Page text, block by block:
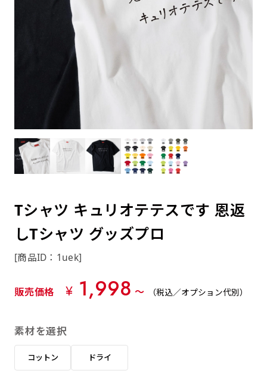
Tシャツ キュリオテテスです 恩返
しTシャツ グッズプロ
[商品ID：1uek]
販売価格 ¥ 1,998 〜 （税込／オプション代別）
素材を選択
コットン ドライ
当社の既製デザインを利用してのぼり旗を
製作したい場合
のぼり旗の改造プランとなりますので改造の
程度によってデザイン加工費用が発生いたし
詳細はお問い合わせください。
リピート
つくった、◯◯のぼり」の様に曖昧でも構い
ません。
リピート（要画像確認）［ +298円 ］
弊社よりJPG画像をお送りします。ご確認のお
入稿（AI／PSD）
購入時の案内に沿って入稿してください。［
がバッチリデザインします。書体などのご指
定がなければ、のぼりのイメージに最適のフ
ォントを使用します。基本的にのぼりの下部
にショップ名、社名、電話番号が入ります。
データをお送りいただけましたらロゴの印刷
も出来ます。
お客様が納得するまで何度でもデザインの修
正をしますので、初めての方でもお気軽にご
相談ください。
する場合があります。
セル不可となります。
れるデザインを提供したいかと思いますので
その辺を参考にするとよいかもしれません。
よく見かける一般的なのぼり旗のサイズです。
ほとんどのポールや注水台に使用できます。
幅は標準サイズですが高さが30cm 低いです。
近距離の歩行者や、特に女性の目線を意識したい
よく見かける一般的なのぼり旗のサイズです。
ほとんどのポールや注水台に使用できます。
幅は標準サイズですが高さが30cm 低いです。
近距離の歩行者や、特に女性の目線を意識したい
ハトメ（鳩目）とは、革や布などに開けた穴
を補強するために取り付けるリングです。壁
側にロープなどで固定して、突風で倒れること
も風向きによってずっと裏向きになってしまう
いこともありません。
上下チチ
チチ無し
ハトメ（鳩目）とは、革や布などに開けた穴
を補強するために取り付けるリングです。壁
側にロープなどで固定して、突風で倒れること
も風向きによってずっと裏向きになってしまう
いこともありません。
上チチ 上下チチ 左右チチ
上左右チチ
（上と左右）
ハトメ四隅
チチのついてない長辺・
短辺を補強縫製します
三辺補強
［ +48円 ］
チチのついてない長辺・
四辺補強
［ +58円 ］
トロピカル（納期+1営業日）
［ +299円 ］
ワンランク厚手のトロピカル（生地の厚みが
ポンジをやや厚くした生地です。ポンジと比
べると約2倍の厚みがあります。タペストリー
4本（5分割）
【注意点】
スリット（切り込み）は均等割りを意識して
カットラインを入れます。
デザインや絵柄をスリット加工時にカットす
る場合があります。